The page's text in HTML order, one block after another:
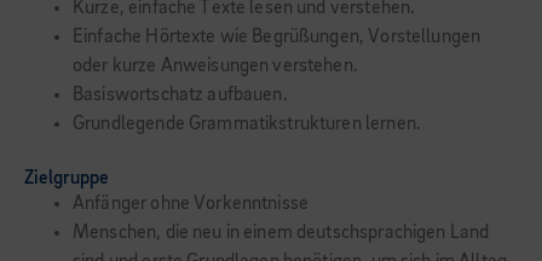
Kurze, einfache Texte lesen und verstehen.
Einfache Hörtexte wie Begrüßungen, Vorstellungen
oder kurze Anweisungen verstehen.
Basiswortschatz aufbauen.
Grundlegende Grammatikstrukturen lernen.
Zielgruppe
Anfänger ohne Vorkenntnisse
Menschen, die neu in einem deutschsprachigen Land